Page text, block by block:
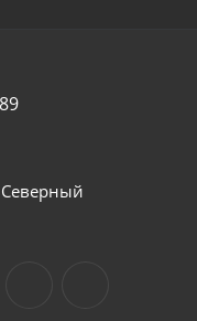
Северный